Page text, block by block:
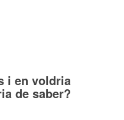
i en voldria
de saber?